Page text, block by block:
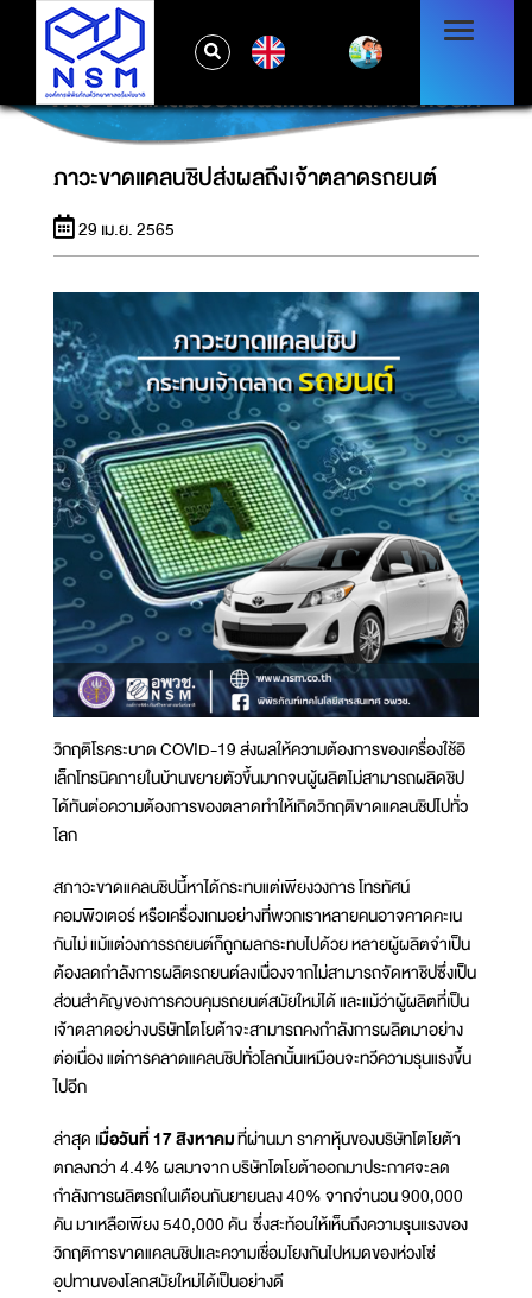
ภาวะขาดแคลนชิปส่งผลถึงเจ้าตลาดรถยนต์
ภาวะขาดแคลนชิปส่งผลถึงเจ้าตลาดรถยนต์
29 เม.ย. 2565
วิกฤติโรคระบาด COVID-19 ส่งผลให้ความต้องการของเครื่องใช้อิ
เล็กโทรนิคภายในบ้านขยายตัวขึ้นมากจนผู้ผลิตไม่สามารถผลิดชิป
ได้ทันต่อความต้องการของตลาดทำให้เกิดวิกฤติขาดแคลนชิปไปทั่ว
โลก
สภาวะขาดแคลนชิปนี้หาได้กระทบแต่เพียงวงการ โทรทัศน์
คอมพิวเตอร์ หรือเครื่องเกมอย่างที่พวกเราหลายคนอาจคาดคะเน
กันไม่ แม้แต่วงการรถยนต์ก็ถูกผลกระทบไปด้วย หลายผู้ผลิตจำเป็น
ต้องลดกำลังการผลิตรถยนต์ลงเนื่องจากไม่สามารถจัดหาชิปซึ่งเป็น
ส่วนสำคัญของการควบคุมรถยนต์สมัยใหม่ได้ และแม้ว่าผู้ผลิตที่เป็น
เจ้าตลาดอย่างบริษัทโตโยต้าจะสามารถคงกำลังการผลิตมาอย่าง
ต่อเนื่อง แต่การคลาดแคลนชิปทั่วโลกนั้นเหมือนจะทวีความรุนแรงขึ้น
ไปอีก
ล่าสุด เมื่อวันที่ 17 สิงหาคมที่ผ่านมา ราคาหุ้นของบริษัทโตโยต้า
ตกลงกว่า 4.4% ผลมาจาก บริษัทโตโยต้าออกมาประกาศจะลด
กำลังการผลิตรถในเดือนกันยายนลง 40% จากจำนวน 900,000
คัน มาเหลือเพียง 540,000 คัน ซึ่งสะท้อนให้เห็นถึงความรุนแรงของ
วิกฤติการขาดแคลนชิปและความเชื่อมโยงกันไปหมดของห่วงโซ่
อุปทานของโลกสมัยใหม่ได้เป็นอย่างดี